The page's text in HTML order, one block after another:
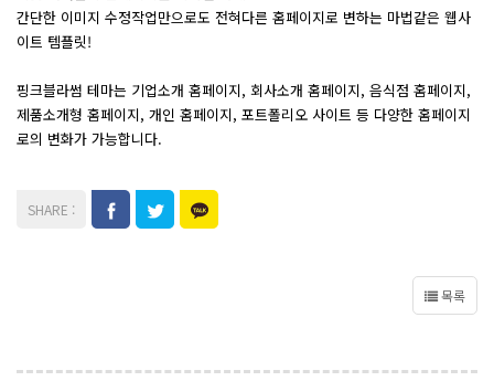
간단한 이미지 수정작업만으로도 전혀다른 홈페이지로 변하는 마법같은 웹사
이트 템플릿!
핑크블라썸 테마는 기업소개 홈페이지, 회사소개 홈페이지, 음식점 홈페이지,
제품소개형 홈페이지, 개인 홈페이지, 포트폴리오 사이트 등 다양한 홈페이지
로의 변화가 가능합니다.
목록